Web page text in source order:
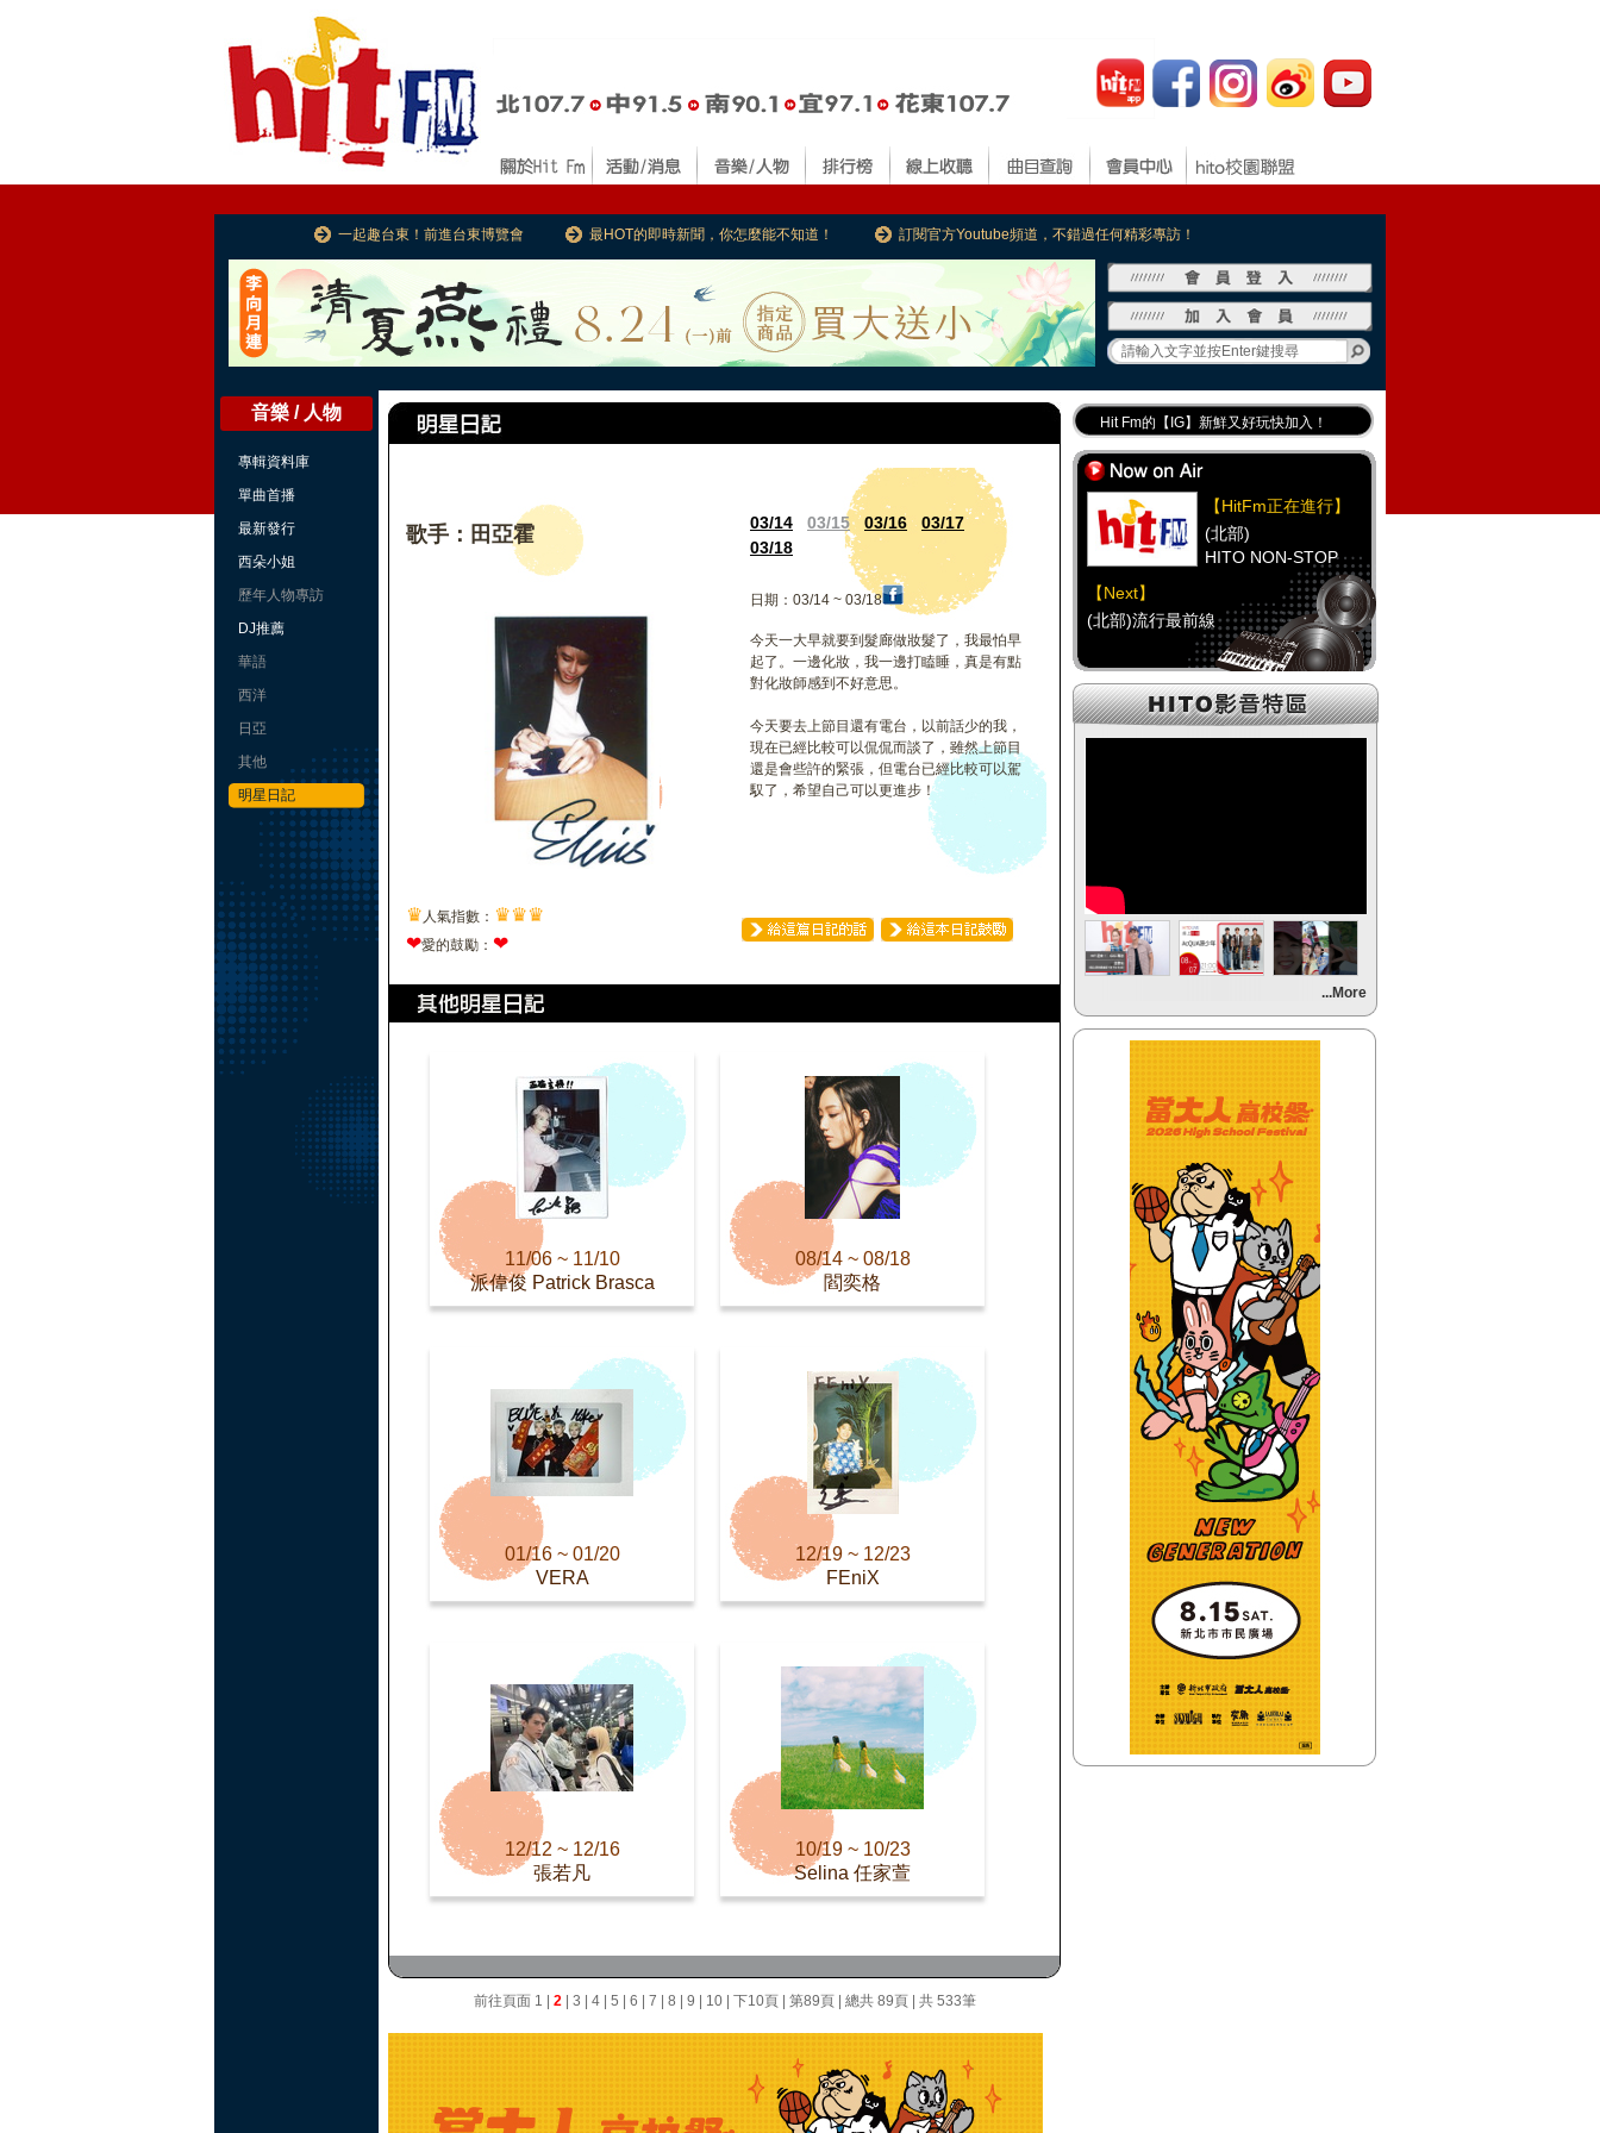
一起趣台東！前進台東博覽會 最HOT的即時新聞，你怎麼能不知道！ 訂閱官方Youtube頻道，不錯過任何精彩專訪！
音樂 / 人物
專輯資料庫
單曲首播
最新發行
西朵小姐
歷年人物專訪
DJ推薦
華語
西洋
日亞
其他
明星日記
歌手：田亞霍 03/14 03/15 03/16
03/17
03/18
日期：03/14 ~ 03/18
今天一大早就要到髮廊做妝髮了，我最怕早
起了。一邊化妝，我一邊打瞌睡，真是有點
對化妝師感到不好意思。
今天要去上節目還有電台，以前話少的我，
現在已經比較可以侃侃而談了，雖然上節目
還是會些許的緊張，但電台已經比較可以駕
馭了，希望自己可以更進步！
♛ 人氣指數： ♛♛♛
❤愛的鼓勵： ❤
11/06 ~ 11/10
派偉俊 Patrick Brasca
08/14 ~ 08/18
閻奕格
01/16 ~ 01/20
VERA
12/19 ~ 12/23
FEniX
12/12 ~ 12/16
張若凡
10/19 ~ 10/23
Selina 任家萱
前往頁面 1 2| 3 4| 5 6 7 8 9 10| 下10頁| 第89頁| 總共 89頁 | 共 533筆
Hit Fm的【IG】新鮮又好玩快加入！
Hit Fm【FB臉書粉絲團】等你加入！
最專業《DJ推薦》好音樂千萬別錯過！
好康報報 最新優惠訊息都在這！
【HitFm正在進行】
(北部)
HITO NON-STOP
【Next】
(北部)流行最前線
【HitFm正在進行】
(中部)
(南部)
流行最前線
【Next】
(宜蘭)
只想聽音樂
(宜蘭)流行最前線
【HitFm正在進行】
(花東)
只想聽音樂
【Next】
(花東)流行最精選
...More